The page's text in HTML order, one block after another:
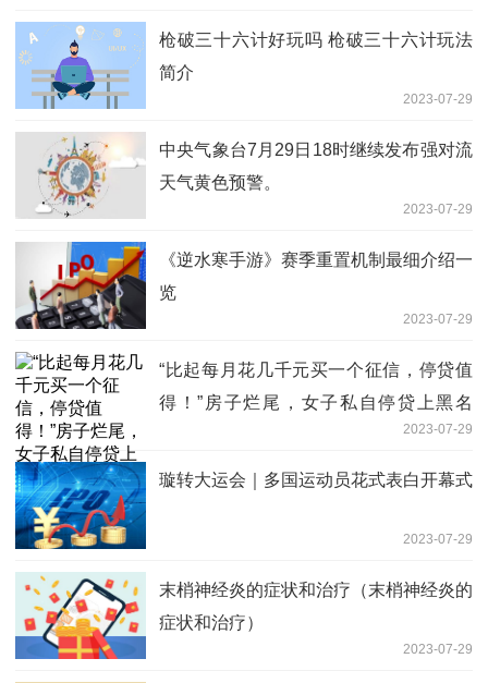
枪破三十六计好玩吗 枪破三十六计玩法
简介
2023-07-29
中央气象台7月29日18时继续发布强对流
天气黄色预警。
2023-07-29
《逆水寒手游》赛季重置机制最细介绍一
览
2023-07-29
“比起每月花几千元买一个征信，停贷值
得！”房子烂尾，女子私自停贷上黑名
2023-07-29
璇转大运会｜多国运动员花式表白开幕式
2023-07-29
末梢神经炎的症状和治疗（末梢神经炎的
症状和治疗）
2023-07-29